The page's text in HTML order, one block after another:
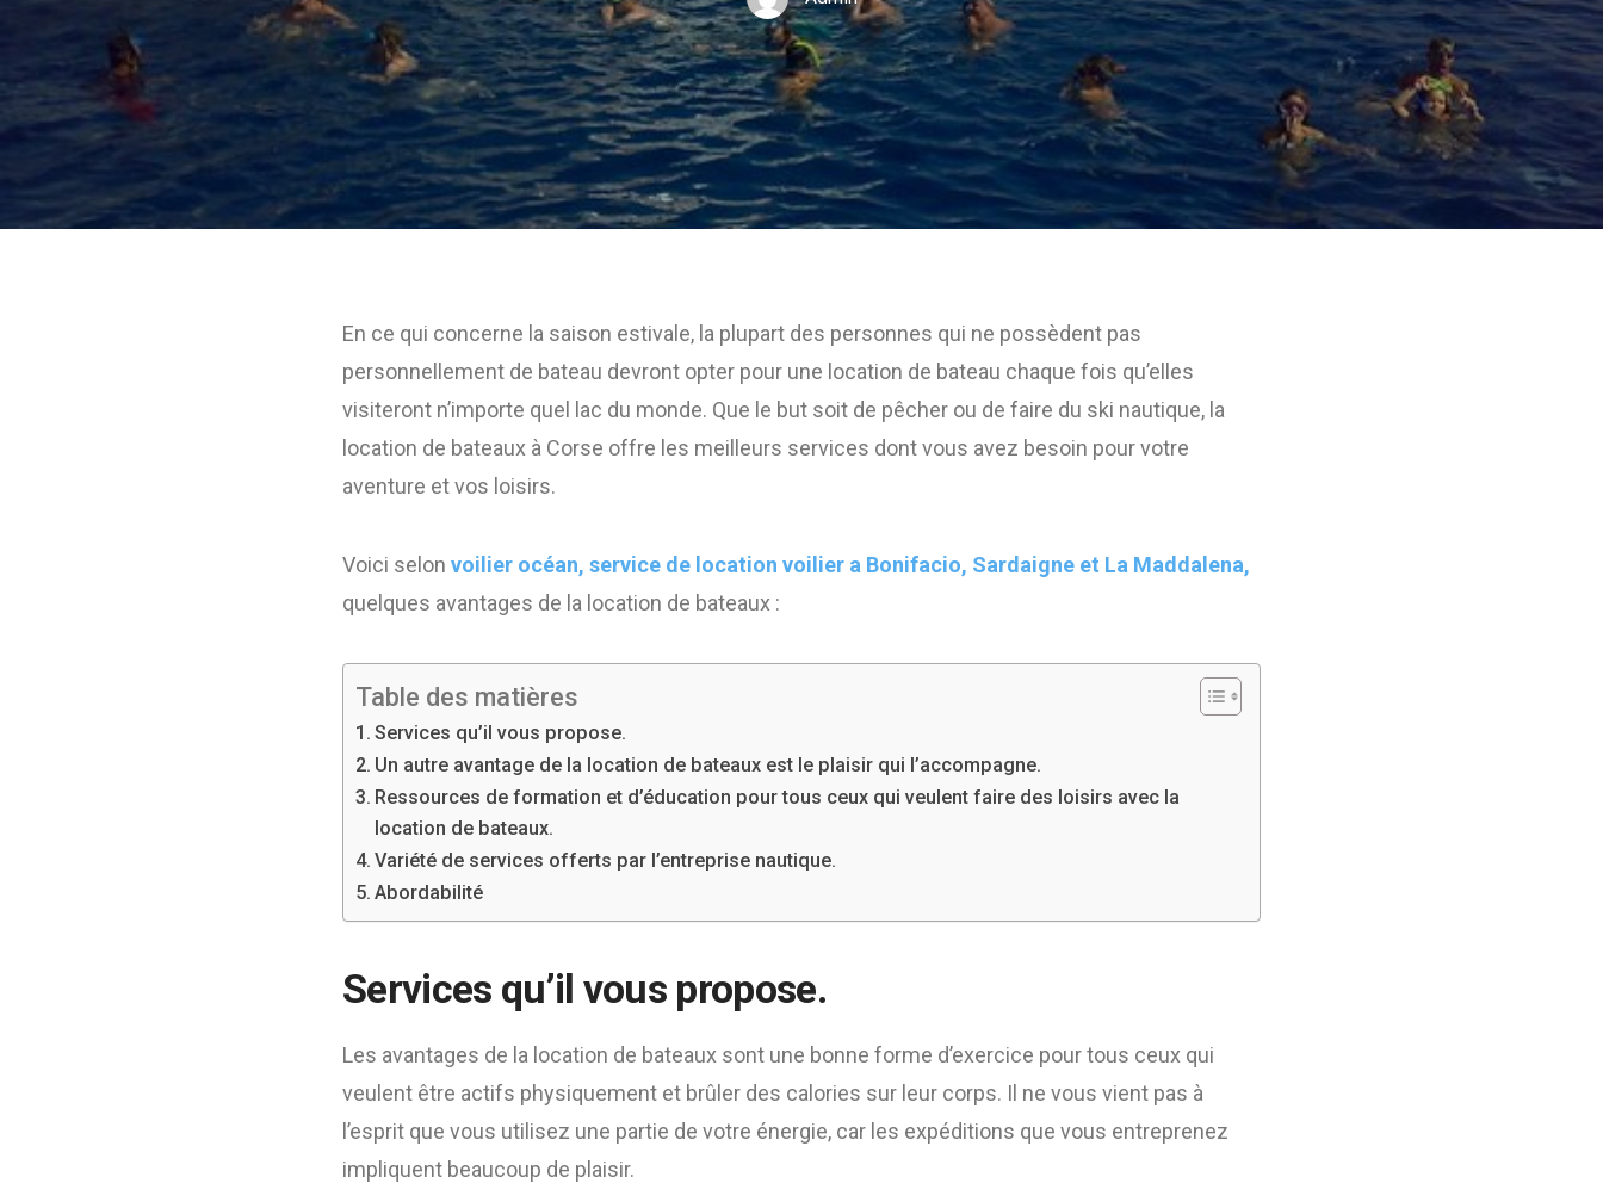
En ce qui concerne la saison estivale, la plupart des personnes qui ne possèdent pas
personnellement de bateau devront opter pour une location de bateau chaque fois qu’elles
visiteront n’importe quel lac du monde. Que le but soit de pêcher ou de faire du ski nautique, la
location de bateaux à Corse offre les meilleurs services dont vous avez besoin pour votre
aventure et vos loisirs.
Voici selon voilier océan, service de location voilier a Bonifacio, Sardaigne et La Maddalena,
quelques avantages de la location de bateaux :
Table des matières
Services qu’il vous propose.
Un autre avantage de la location de bateaux est le plaisir qui l’accompagne.
Ressources de formation et d’éducation pour tous ceux qui veulent faire des loisirs avec la
location de bateaux.
Variété de services offerts par l’entreprise nautique.
Abordabilité
Services qu’il vous propose.
Les avantages de la location de bateaux sont une bonne forme d’exercice pour tous ceux qui
veulent être actifs physiquement et brûler des calories sur leur corps. Il ne vous vient pas à
l’esprit que vous utilisez une partie de votre énergie, car les expéditions que vous entreprenez
impliquent beaucoup de plaisir.